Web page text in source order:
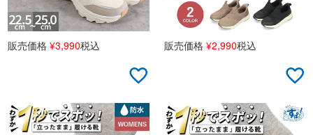
販売価格 ¥3,990税込 販売価格 ¥2,990税込